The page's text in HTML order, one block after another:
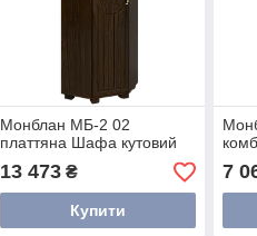
Монблан МБ-2 02
платтяна Шафа кутовий
13 473₴
Купити
7